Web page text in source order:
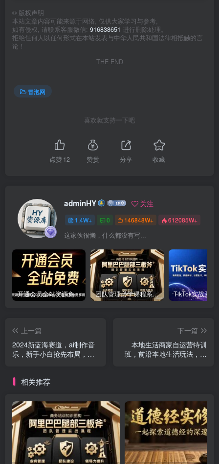
© 版权声明
本站文章内容可能来源于网络, 仅供大家学习与参考,
如有侵权, 请联系客服微信: 916838651 进行删除处理。
拒绝任何人以任何形式在本站发表与中华人民共和国法律相抵触的言
论！
THE END
冒泡网
喜欢就支持一下吧
点赞12 赞赏 分享 收藏
adminHY 关注
1.4W+ 0 146848W+ 612085W+
这家伙很懒，什么都没有写...
开通会员全站资源免费下载 开通VIP会员 HY资源库 团队管理必学课程系列，阿里巴巴“腿部三板斧”
上一篇
2024新蓝海赛道，ai制作音
乐，新手小白抢先布局，花
下一篇
本地生活商家自运营特训
班，前沿本地生活玩法，实
相关推荐